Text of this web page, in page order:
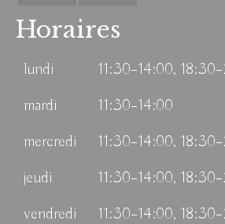
Horaires
lundi
11:30–14:00,
mardi
11:30–14:00
mercredi
11:30–14:00,
jeudi
11:30–14:00,
vendredi
11:30–14:00,